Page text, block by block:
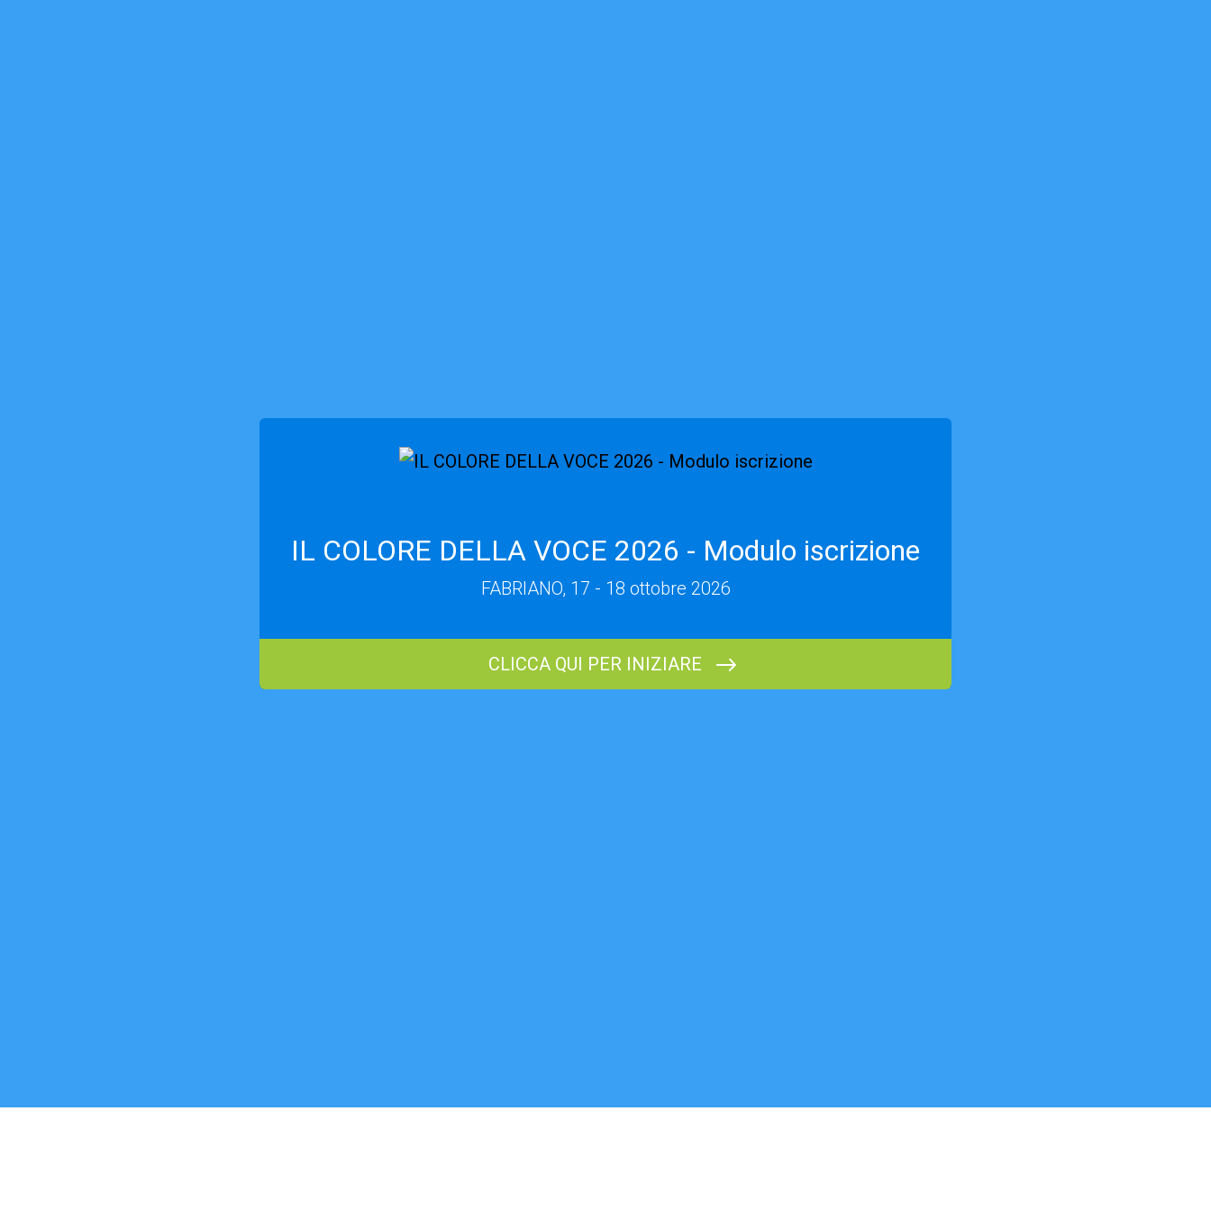
IL COLORE DELLA VOCE 2026 - Modulo iscrizione
FABRIANO, 17 - 18 ottobre 2026
CLICCA QUI PER INIZIARE